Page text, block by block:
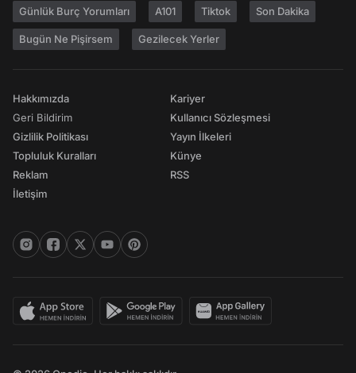
Günlük Burç Yorumları A101 Tiktok Son Dakika
Bugün Ne Pişirsem Gezilecek Yerler
Hakkımızda
Geri Bildirim
Gizlilik Politikası
Topluluk Kuralları
Reklam
İletişim
Kariyer
Kullanıcı Sözleşmesi
Yayın İlkeleri
Künye
RSS